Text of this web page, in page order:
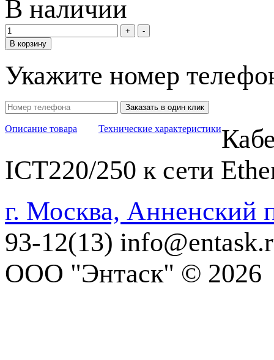
В наличии
В корзину
Укажите номер
Заказать в один клик
Описание товара Технические характеристики
ICT220/250 к сети
г. Москва, Анненский
93-12(13)
ООО "Энтаск" © 2026